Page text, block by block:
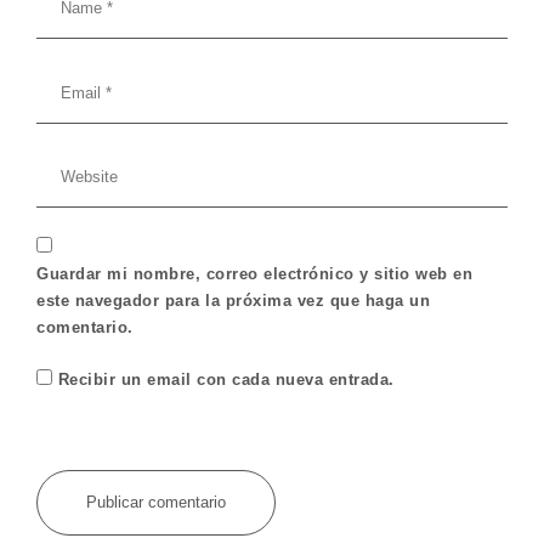
Guardar mi nombre, correo electrónico y sitio web en
este navegador para la próxima vez que haga un
comentario.
Recibir un email con cada nueva entrada.